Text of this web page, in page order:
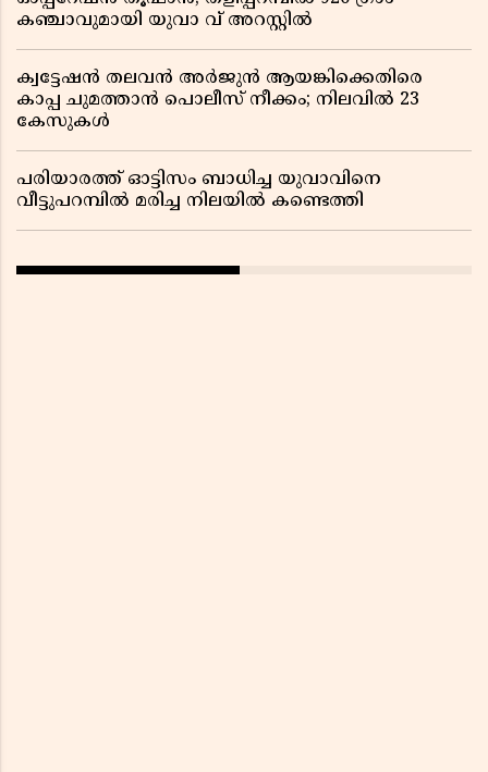
കഞ്ചാവുമായി യുവാ വ് അറസ്റ്റിൽ
ക്വട്ടേഷൻ തലവൻ അർജുൻ ആയങ്കിക്കെതിരെ
കാപ്പ ചുമത്താൻ പൊലീസ് നീക്കം; നിലവിൽ 23
കേസുകൾ
പരിയാരത്ത് ഓട്ടിസം ബാധിച്ച യുവാവിനെ
വീട്ടുപറമ്പിൽ മരിച്ച നിലയിൽ കണ്ടെത്തി